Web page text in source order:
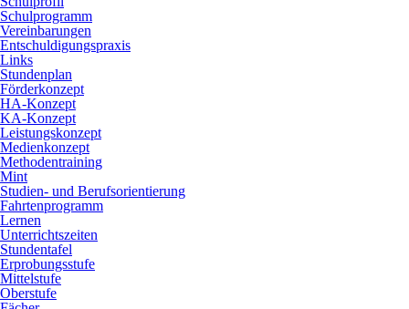
Schulprogramm
Vereinbarungen
Entschuldigungspraxis
Links
Stundenplan
Förderkonzept
HA-Konzept
KA-Konzept
Leistungskonzept
Medienkonzept
Methodentraining
Mint
Studien- und Berufsorientierung
Fahrtenprogramm
Lernen
Unterrichtszeiten
Stundentafel
Erprobungsstufe
Mittelstufe
Oberstufe